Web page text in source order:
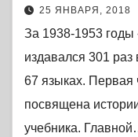
25 ЯНВАРЯ, 2018
За 1938-1953 годы
издавался 301 раз
67 языках. Первая
посвящена
учебника.